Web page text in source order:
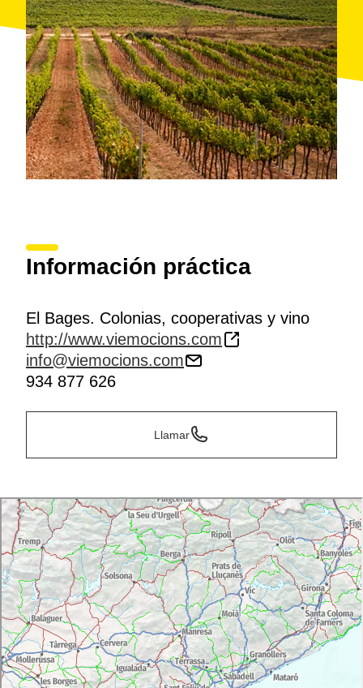
Ramon Casas» y acaba con la visita y cata en la
bodega Abadal.
Para incluir transporte privado o personalizar la
estancia, hay que llamar cuando se reserve. Incluye
seguro de viaje.
Información práctica
El Bages. Colonias, cooperativas y vino
http://www.viemocions.com
info@viemocions.com
934 877 626
Llamar